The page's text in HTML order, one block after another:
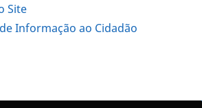
Site
Informação ao Cidadão